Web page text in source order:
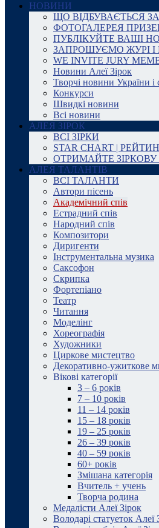
НОВИНИ
ЩО ВІДБУВАЄТЬСЯ
ФОТОГАЛЕРЕЯ
ПУБЛІКУЙТЕ ВАШІ
ЗАПРОШУЄМО ЖУРІ І
WE INVITE JURY
Новини Алеї Зірок
Творчі новини України і
Конкурси
Швидкі новини
Всі новини
АЛЕЯ ЗІРОК
ВСІ ЗІРКИ
STAR CHART |
ОТРИМАЙТЕ ЗІРКОВУ
АЛЕЯ ТАЛАНТІВ
ВСІ ТАЛАНТИ
Автори пісень
Академічний спів
Естрадний спів
Народний спів
Композитори
Диригенти
Інструментальна музика
Саксофон
Скрипка
Фортепіано
Театр
Читання
Моделінг
Хореографія
Художники
Циркове мистецтво
Декоративно-ужиткове
Вікові категорії
3 – 6 років
7 – 10 років
11 – 14 років
15 – 18 років
19 – 25 років
26 – 39 років
40 – 59 років
60+ років
Змішана категорія
Вчитель + учень
Творча родина
Медалісти Алеї Зірок
Володарі статуеток Алеї